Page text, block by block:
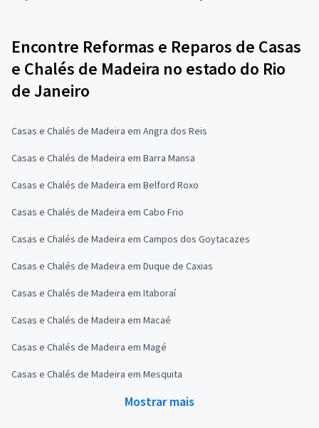
Encontre Reformas e Reparos de Casas
e Chalés de Madeira no estado do Rio
de Janeiro
Casas e Chalés de Madeira em Angra dos Reis
Casas e Chalés de Madeira em Barra Mansa
Casas e Chalés de Madeira em Belford Roxo
Casas e Chalés de Madeira em Cabo Frio
Casas e Chalés de Madeira em Campos dos Goytacazes
Casas e Chalés de Madeira em Duque de Caxias
Casas e Chalés de Madeira em Itaboraí
Casas e Chalés de Madeira em Macaé
Casas e Chalés de Madeira em Magé
Casas e Chalés de Madeira em Mesquita
Mostrar mais